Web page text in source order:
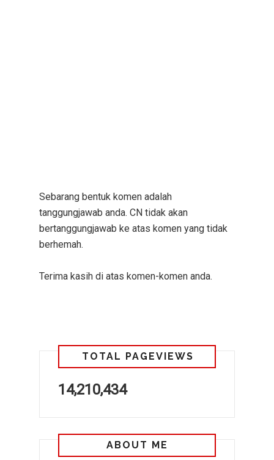
Sebarang bentuk komen adalah
tanggungjawab anda. CN tidak akan
bertanggungjawab ke atas komen yang tidak
berhemah.
Terima kasih di atas komen-komen anda.
TOTAL PAGEVIEWS
14,210,434
ABOUT ME